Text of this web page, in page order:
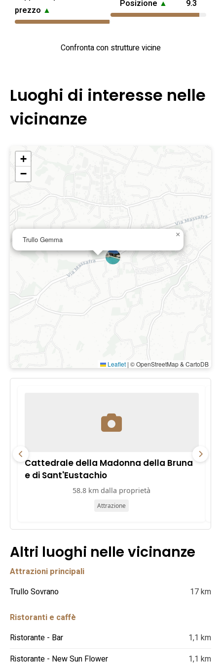
prezzo ▲
Posizione ▲ 9.3
Confronta con strutture vicine
Luoghi di interesse nelle
vicinanze
Trullo Gemma
×
+
−
Leaflet | © OpenStreetMap & CartoDB
Cattedrale della Madonna della Bruna
e di Sant'Eustachio
58.8 km dalla proprietà
Attrazione
Altri luoghi nelle vicinanze
Attrazioni principali
Trullo Sovrano
17 km
Ristoranti e caffè
Ristorante - Bar
1,1 km
Ristorante - New Sun Flower
1,1 km